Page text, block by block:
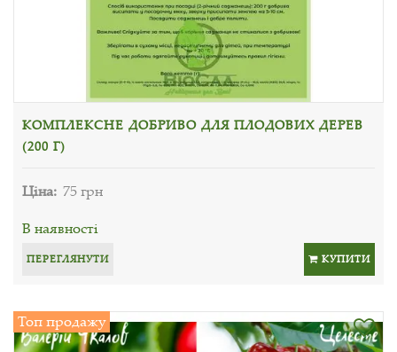
КОМПЛЕКСНЕ ДОБРИВО ДЛЯ ПЛОДОВИХ ДЕРЕВ
(200 Г)
Ціна: 75 грн
В наявності
ПЕРЕГЛЯНУТИ КУПИТИ
Топ продажу